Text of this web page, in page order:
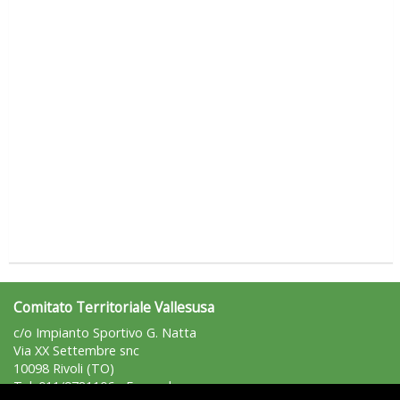
Tiziano Pesce a Radio InBlu2000 traccia il bilancio della stagione
Comitato Territoriale Vallesusa
c/o Impianto Sportivo G. Natta
Via XX Settembre snc
10098 Rivoli (TO)
Tel: 011/9781106 - Fax: n.d.